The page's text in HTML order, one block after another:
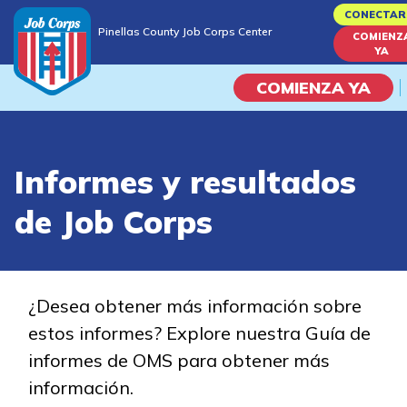
to
content
Pinellas County Job Corps Center
YA
COMIENZA YA
Vida En El Campus
Habilidades académicas
Estudiar
Programas de
Informes y resultados
de Job Corps
¿Desea obtener más información sobre
estos informes? Explore nuestra Guía de
informes de OMS para obtener más
información.